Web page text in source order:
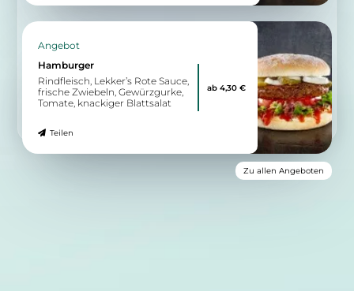
Angebot
Hamburger
Rindfleisch, Lekker’s Rote Sauce,
frische Zwiebeln, Gewürzgurke,
Tomate, knackiger Blattsalat
Teilen
ab 4,30 €
Zu allen Angeboten